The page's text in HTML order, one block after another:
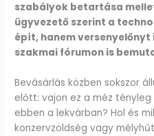
szabályok betartása
ügyvezető szerint a
épít, hanem
szakmai fórumon is
Bevásárlás közben sokszor
előtt: vajon ez a méz
ebben a lekvárban? Hol és
konzervzöldség vagy